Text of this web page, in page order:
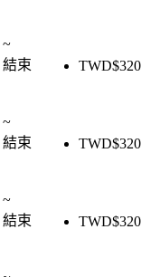
~
結束
TWD$320
~
結束
TWD$320
~
結束
TWD$320